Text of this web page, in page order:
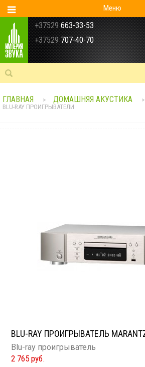
Меню
+37529 663-33-53
+37529 707-40-70
ГЛАВНАЯ > ДОМАШНЯЯ АКУСТИКА
>
BLU-RAY ПРОИГРЫВАТЕЛИ
BLU-RAY ПРОИГРЫВАТЕЛЬ
Blu-ray проигрыватель
2 765 руб.